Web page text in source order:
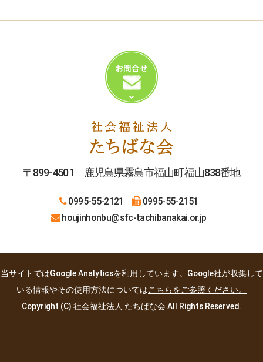
〒899-4501 鹿児島県霧島市福山町福山838番地
0995-55-2121
0995-55-2151
houjinhonbu@sfc-tachibanakai.or.jp
当サイトではGoogle Analyticsを利用しています。Google社が収集して
いる情報やその使用方法についてはこちらをご参照ください。
Copyright (C) 社会福祉法人 たちばな会 All Rights Reserved.